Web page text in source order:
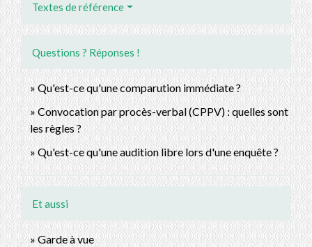
Textes de référence
Questions ? Réponses !
Qu'est-ce qu'une comparution immédiate ?
Convocation par procès-verbal (CPPV) : quelles sont
les règles ?
Qu'est-ce qu'une audition libre lors d'une enquête ?
Et aussi
Garde à vue